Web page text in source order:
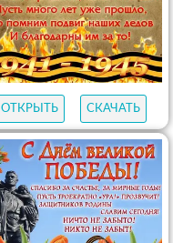
ОТКРЫТЬ СКАЧАТЬ